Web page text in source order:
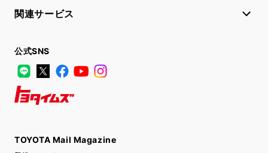
関連サービス
公式SNS
LINE
X FacebookYouTube
TOYOTA Mail Magazine